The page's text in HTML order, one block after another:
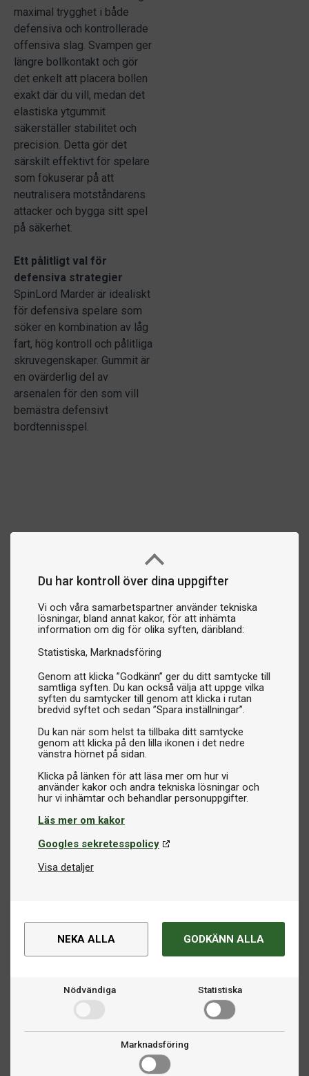
Du har kontroll över dina uppgifter
Vi och våra samarbetspartner använder tekniska
lösningar, bland annat kakor, för att inhämta
information om dig för olika syften, däribland:
Statistiska Marknadsföring
Genom att klicka ”Godkänn” ger du ditt samtycke till
samtliga syften. Du kan också välja att uppge vilka
syften du samtycker till genom att klicka i rutan
bredvid syftet och sedan ”Spara inställningar”.
Du kan när som helst ta tillbaka ditt samtycke
genom att klicka på den lilla ikonen i det nedre
vänstra hörnet på sidan.
Klicka på länken för att läsa mer om hur vi
använder kakor och andra tekniska lösningar och
Läs mer om kakor
Googles sekretesspolicy
Visa detaljer
NEKA ALLA GODKÄNN ALLA
Nödvändiga Statistiska
Marknadsföring
maximal trygghet i både
defensiva och kontrollerade
offensiva slag. Svampen ger
längre bollkontakt och gör
det enkelt att placera bollen
exakt där du vill, medan det
elastiska ytgummit
säkerställer stabilitet och
precision. Detta gör det
särskilt effektivt för spelare
som fokuserar på att
neutralisera motståndarens
attacker och bygga sitt spel
på säkerhet.
Ett pålitligt val för
defensiva strategier
SpinLord Marder är idealiskt
för defensiva spelare som
söker en kombination av låg
fart, hög kontroll och pålitliga
skruvegenskaper. Gummit är
en ovärderlig del av
arsenalen för den som vill
bemästra defensivt
bordtennisspel.